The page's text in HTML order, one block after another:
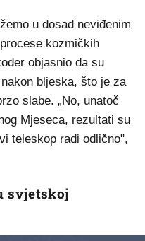
u dosad neviđenim
kozmičkih
objasnio da su
bljeska, što je za
slabe. „No, unatoč
Mjeseca, rezultati su
teleskop radi odlično",
svjetskoj